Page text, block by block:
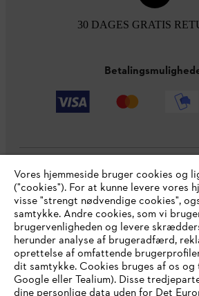
30 DAGES GRATIS
Virksomheden
STIHL FAQ
Vores hjemmeside bruger cookies og
("cookies"). For at kunne levere vores
visse "strengt nødvendige cookies",
samtykke. Andre cookies, som vi
brugervenligheden og levere
herunder analyse af brugeradfærd,
oprettelse af omfattende
dit samtykke. Cookies bruges af os
Google eller Tealium). Disse